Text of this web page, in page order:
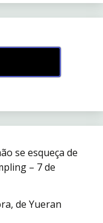
se esqueça de
– 7 de
de Yueran